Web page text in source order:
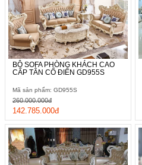
BỘ SOFA PHÒNG KHÁCH CAO
CẤP TÂN CỔ ĐIỂN GD955S
Mã sản phẩm: GD955S
142.785.000đ
260.000.000đ